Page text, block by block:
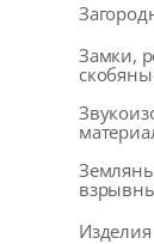
Замки,